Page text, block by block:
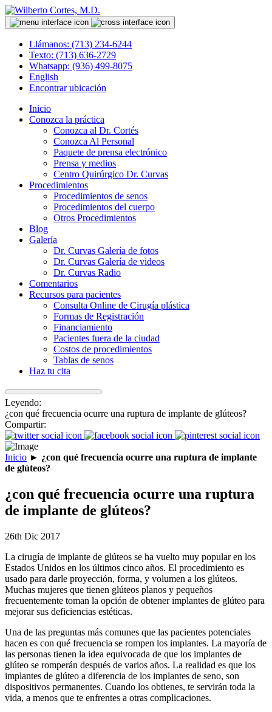
Llámanos: (713) 234-6244
Texto: (713) 636-2729
Whatsapp: (936) 499-8075
English
Encontrar ubicación
Inicio
Conozca la práctica
Conozca al Dr. Cortés
Conozca Al Personal
Paquete de prensa electrónico
Prensa y medios
Centro Quirúrgico Dr. Curvas
Procedimientos
Procedimientos de senos
Procedimientos del cuerpo
Otros Procedimientos
Blog
Galería
Dr. Curvas Galería de fotos
Dr. Curvas Galería de videos
Dr. Curvas Radio
Comentarios
Recursos para pacientes
Consulta Online de Cirugía plástica
Formas de Registración
Financiamiento
Pacientes fuera de la ciudad
Costos de procedimientos
Tablas de senos
Haz tu cita
Leyendo:
¿con qué frecuencia ocurre una ruptura de implante de glúteos?
Compartir:
Inicio ► ¿con qué frecuencia ocurre una ruptura de implante
de glúteos?
¿con qué frecuencia ocurre una ruptura
de implante de glúteos?
26th Dic 2017
La cirugía de implante de glúteos se ha vuelto muy popular en los
Estados Unidos en los últimos cinco años. El procedimiento es
usado para darle proyección, forma, y volumen a los glúteos.
Muchas mujeres que tienen glúteos planos y pequeños
frecuentemente toman la opción de obtener implantes de glúteo para
mejorar sus deficiencias estéticas.
Una de las preguntas más comunes que las pacientes potenciales
hacen es con qué frecuencia se rompen los implantes. La mayoría de
las personas tienen la idea equivocada de que los implantes de
glúteo se romperán después de varios años. La realidad es que los
implantes de glúteo a diferencia de los implantes de seno, son
dispositivos permanentes. Cuando los obtienes, te servirán toda la
vida, a menos que te enfrentes a otras complicaciones.